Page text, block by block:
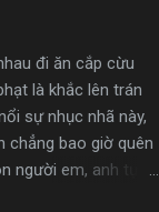
đi ăn cắp cừu
là khắc lên trán
sự nhục nhã này,
chẳng bao giờ quên
người em, anh tự